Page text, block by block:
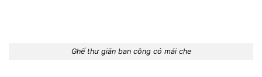
Ghế thư giãn ban công có mái che